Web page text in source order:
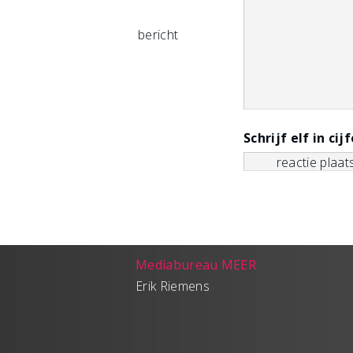
bericht
Schrijf elf in
Mediabureau MEER
Erik Riemens